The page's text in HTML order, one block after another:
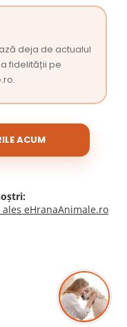
deja de actualul
fidelității pe
ACUM
eHranaAnimale.ro